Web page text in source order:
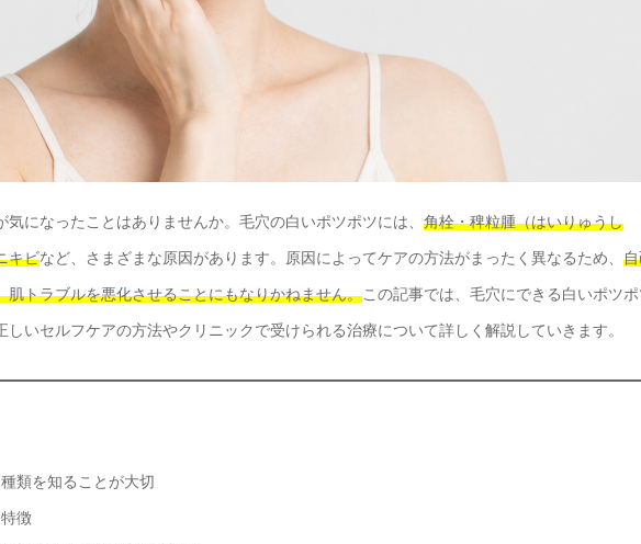
になったことはありませんか。毛穴の白いポツポツには、 角栓・稗粒腫（はいりゅうし
キビなど、さまざまな原因があります。原因によってケアの方法がまったく異なるため、
トラブルを悪化させることにもなりかねません。この記事では、毛穴にできる白いポツ
いセルフケアの方法やクリニックで受けられる治療について詳しく解説していきます。
類を知ることが大切
徴